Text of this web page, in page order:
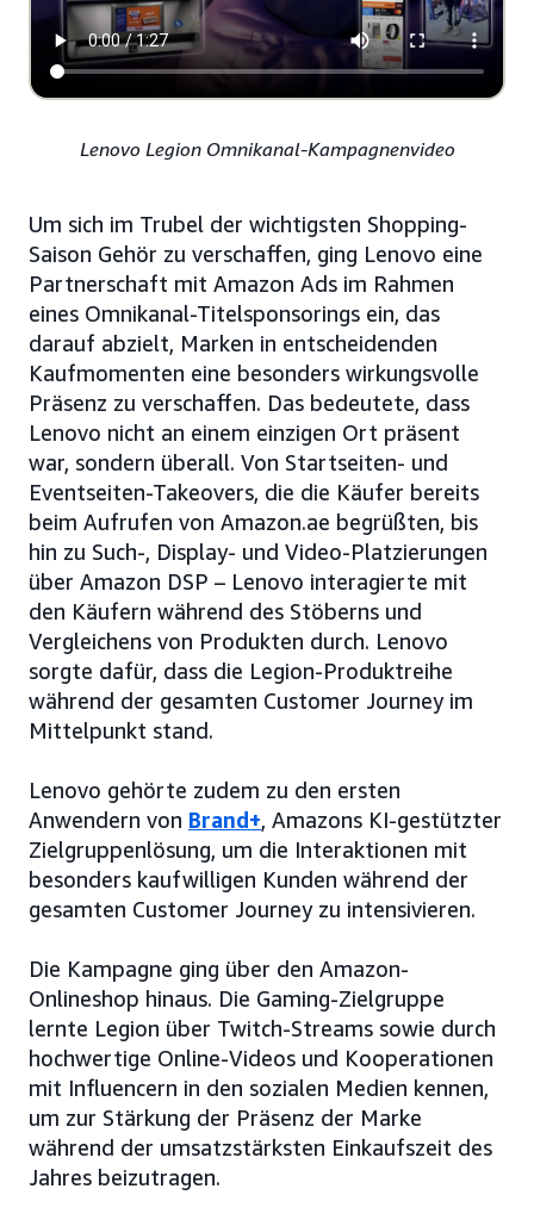
Lenovo Legion Omnikanal-Kampagnenvideo
Um sich im Trubel der wichtigsten Shopping-
Saison Gehör zu verschaffen, ging Lenovo eine
Partnerschaft mit Amazon Ads im Rahmen
eines Omnikanal-Titelsponsorings ein, das
darauf abzielt, Marken in entscheidenden
Kaufmomenten eine besonders wirkungsvolle
Präsenz zu verschaffen. Das bedeutete, dass
Lenovo nicht an einem einzigen Ort präsent
war, sondern überall. Von Startseiten- und
Eventseiten-Takeovers, die die Käufer bereits
beim Aufrufen von Amazon.ae begrüßten, bis
hin zu Such-, Display- und Video-Platzierungen
über Amazon DSP – Lenovo interagierte mit
den Käufern während des Stöberns und
Vergleichens von Produkten durch. Lenovo
sorgte dafür, dass die Legion-Produktreihe
während der gesamten Customer Journey im
Mittelpunkt stand.
Lenovo gehörte zudem zu den ersten
Anwendern von Brand+, Amazons KI-gestützter
Zielgruppenlösung, um die Interaktionen mit
besonders kaufwilligen Kunden während der
gesamten Customer Journey zu intensivieren.
Die Kampagne ging über den Amazon-
Onlineshop hinaus. Die Gaming-Zielgruppe
lernte Legion über Twitch-Streams sowie durch
hochwertige Online-Videos und Kooperationen
mit Influencern in den sozialen Medien kennen,
um zur Stärkung der Präsenz der Marke
während der umsatzstärksten Einkaufszeit des
Jahres beizutragen.